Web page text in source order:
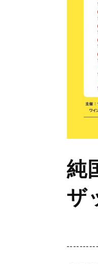
純
ザ